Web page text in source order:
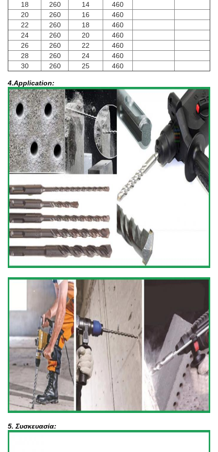
18
260 14
460
20
260 16
460
22
260 18
460
24
260 20
460
26
260 22
460
28
260 24
460
30
260 25 460
4.Application:
5. Συσκευασία: